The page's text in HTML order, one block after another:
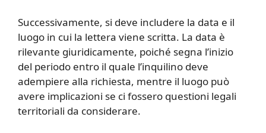
Successivamente, si deve includere la data e il
luogo in cui la lettera viene scritta. La data è
rilevante giuridicamente, poiché segna l’inizio
del periodo entro il quale l’inquilino deve
adempiere alla richiesta, mentre il luogo può
avere implicazioni se ci fossero questioni legali
territoriali da considerare.